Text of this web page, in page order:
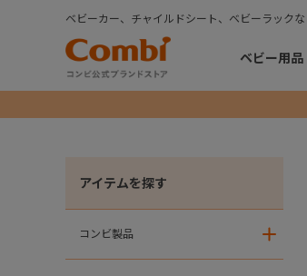
ベビーカー、チャイルドシート、ベビーラック
ベビー用品
アイテムを探す
コンビ製品